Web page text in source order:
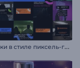
З
аголовки в стиле пиксель-глитч